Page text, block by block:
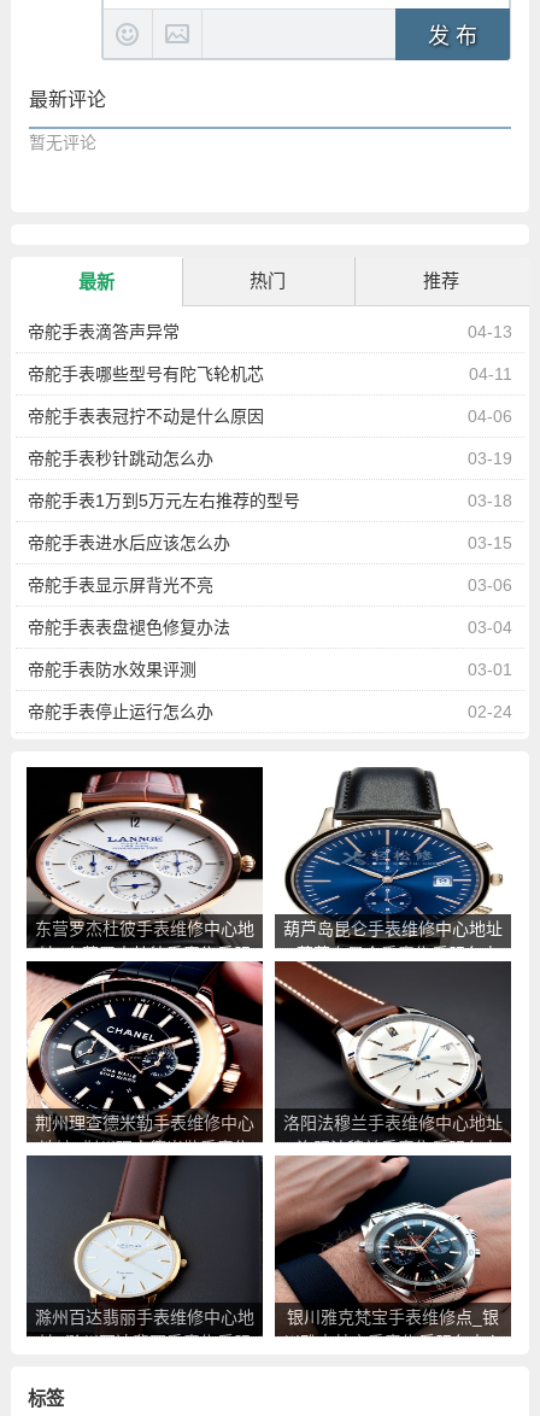
发 布
最新评论
暂无评论
最新 热门 推荐
04-13
帝舵手表滴答声异常
04-11
帝舵手表哪些型号有陀飞轮机芯
04-06
帝舵手表表冠拧不动是什么原因
03-19
帝舵手表秒针跳动怎么办
03-18
帝舵手表1万到5万元左右推荐的型号
03-15
帝舵手表进水后应该怎么办
03-06
帝舵手表显示屏背光不亮
03-04
帝舵手表表盘褪色修复办法
03-01
帝舵手表防水效果评测
02-24
帝舵手表停止运行怎么办
东营罗杰杜彼手表维修中心地
址_东营罗杰杜彼手表售后服
务点查询
葫芦岛昆仑手表维修中心地址
_葫芦岛昆仑手表售后服务点
荆州理查德米勒手表维修中心
地址_荆州理查德米勒手表售
后服务点查询
洛阳法穆兰手表维修中心地址
_洛阳法穆兰手表售后服务点
查询
滁州百达翡丽手表维修中心地
址_滁州百达翡丽手表售后服
银川雅克梵宝手表维修点_银
川雅克梵宝手表售后服务中心
标签